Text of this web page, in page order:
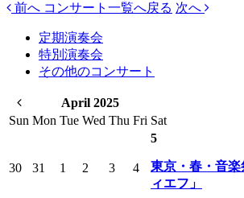
前へ コンサート 一覧へ戻る 次へ
定期演奏会
特別演奏会
その他のコンサート
April 2025
Sun Mon Tue Wed Thu Fri Sat
30 31 1 2 3 4
5
東京・春・音
ィエフ」